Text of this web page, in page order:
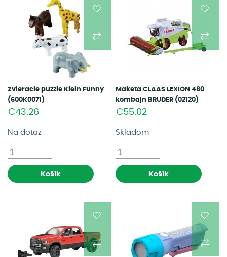
Zvieracie puzzle Klein Funny
(600K0071)
€43.26
Na dotaz
Košík
Maketa CLAAS LEXION 480
kombajn BRUDER (02120)
€55.02
Skladom
Košík